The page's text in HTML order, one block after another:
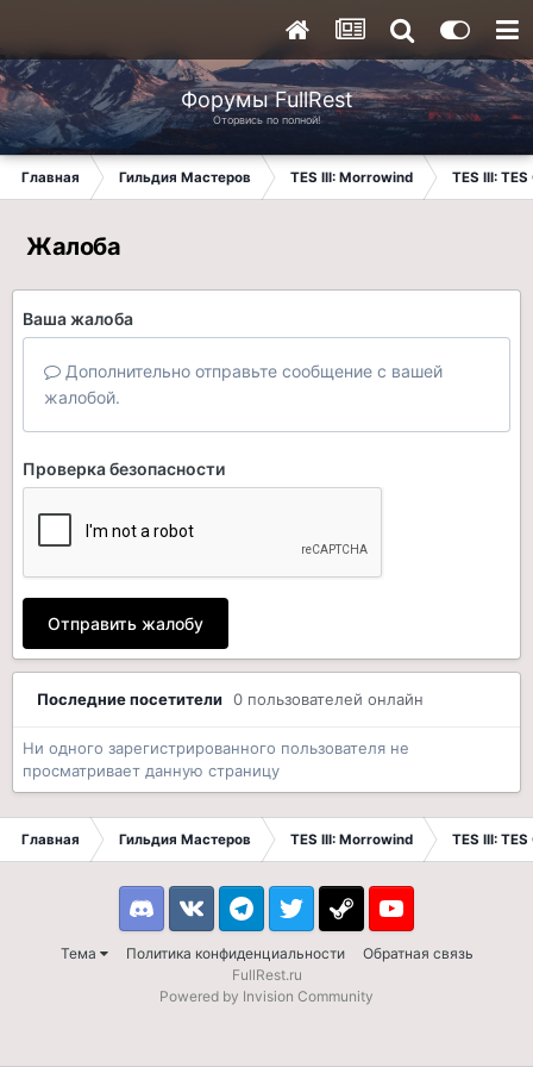
Форумы FullRest
Оторвись по полной!
Главная Гильдия Мастеров TES III: Morrowind TES III:
Жалоба
Ваша жалоба
Дополнительно отправьте сообщение с вашей
жалобой.
Проверка безопасности
Отправить жалобу
Последние посетители 0 пользователей онлайн
Ни одного зарегистрированного пользователя не
просматривает данную страницу
Главная Гильдия Мастеров TES III: Morrowind TES III:
Тема Политика конфиденциальности Обратная связь
DiscordVK TelegramTwitter Steam Youtube
FullRest.ru
Powered by Invision Community